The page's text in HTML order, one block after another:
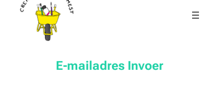
E-mailadres Invoer